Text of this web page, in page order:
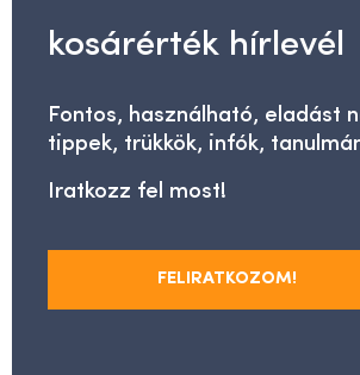
kosárérték hírlevél
Fontos, használható, eladást
tippek, trükkök, infók,
Iratkozz fel most!
FELIRATKOZOM!